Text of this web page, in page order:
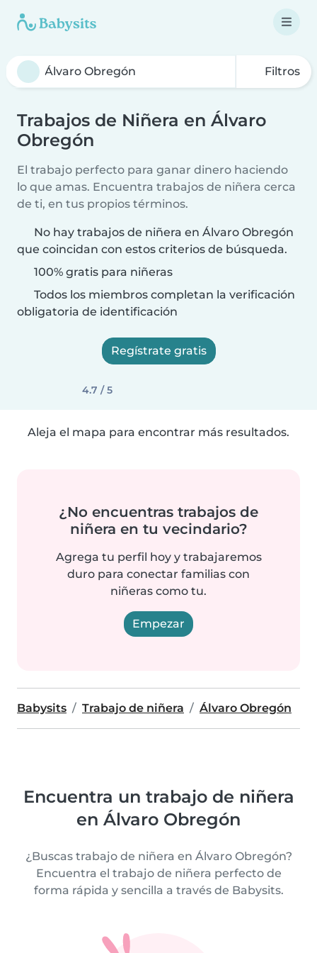
Filtros
Trabajos de Niñera en Álvaro
Obregón
El trabajo perfecto para ganar dinero haciendo
lo que amas. Encuentra trabajos de niñera cerca
de ti, en tus propios términos.
No hay trabajos de niñera en Álvaro Obregón
que coincidan con estos criterios de búsqueda.
100% gratis para niñeras
Todos los miembros completan la verificación
obligatoria de identificación
Regístrate gratis
4.7 / 5
Aleja el mapa para encontrar más resultados.
¿No encuentras trabajos de
niñera en tu vecindario?
Agrega tu perfil hoy y trabajaremos
duro para conectar familias con
niñeras como tu.
Empezar
Babysits Trabajo de niñera Álvaro Obregón
Encuentra un trabajo de niñera
en Álvaro Obregón
¿Buscas trabajo de niñera en Álvaro Obregón?
Encuentra el trabajo de niñera perfecto de
forma rápida y sencilla a través de Babysits.